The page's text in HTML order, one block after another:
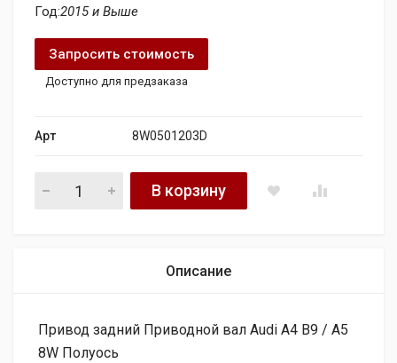
Год:2015 и Выше
Запросить стоимость
Доступно для предзаказа
Арт 8W0501203D
Привод задний Приводной вал Audi A4 B9 / A5 8W quantity
В корзину
Описание
Привод задний Приводной вал Audi A4 B9 / A5
8W Полуось